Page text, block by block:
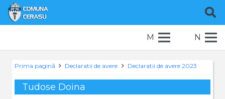
M N
Prima pagină Declaratii de avere Declaratii de avere 2023
Tudose Doina